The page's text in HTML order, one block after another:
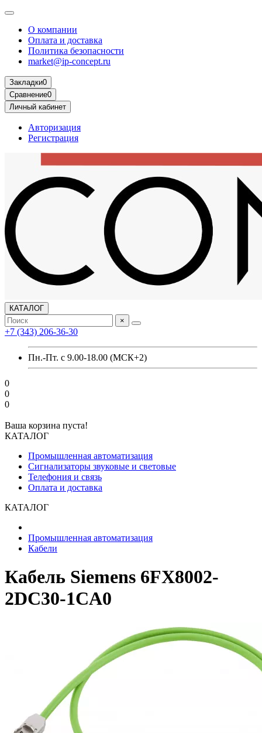
О компании
Оплата и доставка
Политика безопасности
market@ip-concept.ru
Закладки0
Сравнение0
Личный кабинет
Авторизация
Регистрация
КАТАЛОГ
×
+7 (343) 206-36-30
Пн.-Пт. с 9.00-18.00 (МСК+2)
0
0
0
Ваша корзина пуста!
КАТАЛОГ
Промышленная автоматизация
Сигнализаторы звуковые и световые
Телефония и связь
Оплата и доставка
КАТАЛОГ
Промышленная автоматизация
Кабели
Кабель Siemens 6FX8002-
2DC30-1CA0